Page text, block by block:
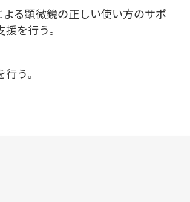
る顕微鏡の正しい使い方のサポ
を行う。
う。